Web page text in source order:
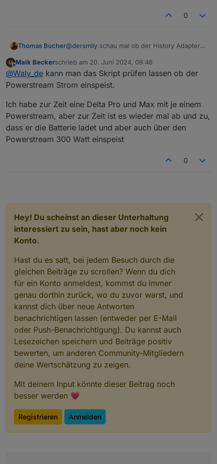
javascript.0 11:31:36.912 info script.js.Ecoflow.DL:
0
Thomas Bucher@dersmily schau mal ob der History Adapter
Offline
Maik Beckerschrieb am 20. Juni 2024, 09:46
zuletzt editiert von
@Waly_de kann man das Skript prüfen lassen ob der
Powerstream Strom einspeist.
Ich habe zur Zeit eine Delta Pro und Max mit je einem
Powerstream, aber zur Zeit ist es wieder mal ab und zu,
dass er die Batterie ladet und aber auch über den
Powerstream 300 Watt einspeist
0
Hey! Du scheinst an dieser Unterhaltung
interessiert zu sein, hast aber noch kein
Konto.
Hast du es satt, bei jedem Besuch durch die
gleichen Beiträge zu scrollen? Wenn du dich
für ein Konto anmeldest, kommst du immer
genau dorthin zurück, wo du zuvor warst, und
kannst dich über neue Antworten
benachrichtigen lassen (entweder per E-Mail
oder Push-Benachrichtigung). Du kannst auch
Lesezeichen speichern und Beiträge positiv
bewerten, um anderen Community-Mitgliedern
deine Wertschätzung zu zeigen.
Mit deinem Input könnte dieser Beitrag noch
besser werden 💗
Registrieren Anmelden